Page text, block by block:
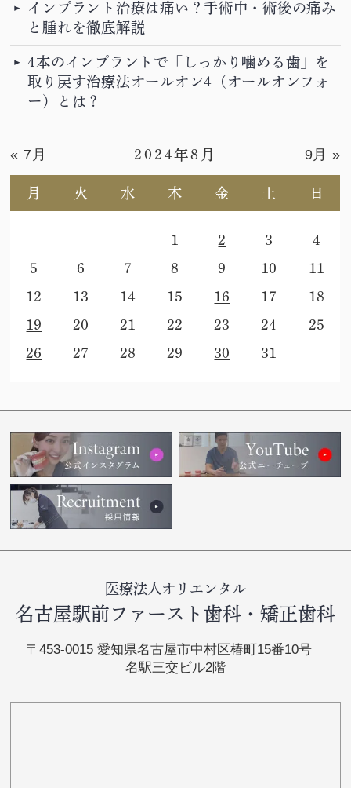
インプラント治療は痛い？手術中・術後の痛み
と腫れを徹底解説
4本のインプラントで「しっかり噛める歯」を
取り戻す治療法オールオン4（オールオンフォ
ー）とは？
2024年8月
月 火 水 木 金 土 日
1 2 3
4
5
6 7 8 9 10
11
12
13 14 15 16 17
18
19
20 21 22 23 24
25
26
27 28 29 30 31
« 7月 9月 »
医療法人オリエンタル
名古屋駅前ファースト歯科・矯正歯科
〒453-0015 愛知県名古屋市中村区椿町15番10号
名駅三交ビル2階